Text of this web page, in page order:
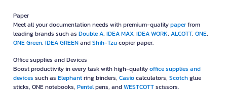
Paper
Meet all your documentation needs with premium-qualitypaperfrom
leading brands such as Double A, IDEA MAX, IDEA WORK, ALCOTT, ONE,
ONE Green, IDEA GREENandShih-Tzucopier paper.
Office supplies and Devices
Boost productivity in every task with high-qualityoffice supplies and
devices such as Elephantring binders, Casiocalculators, Scotchglue
sticks, ONE notebooks, Pentelpens, andWESTCOTTscissors.